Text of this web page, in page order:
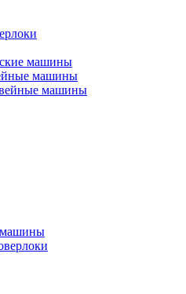
машины
машины
машины
машины